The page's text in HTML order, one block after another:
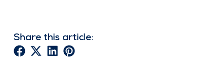
Share this article: